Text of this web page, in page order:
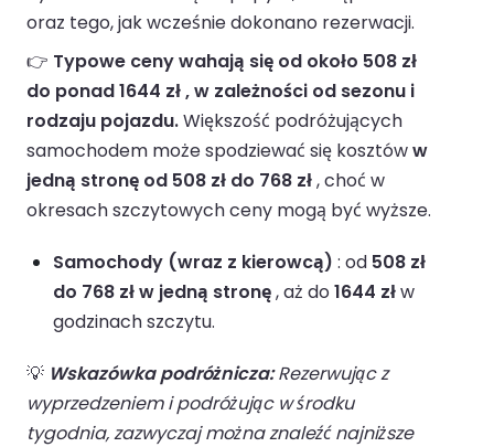
oraz tego, jak wcześnie dokonano rezerwacji.
👉 Typowe ceny wahają się od około 508 zł
do ponad 1644 zł , w zależności od sezonu i
rodzaju pojazdu.Większość podróżujących
samochodem może spodziewać się kosztóww
jedną stronę od 508 zł do 768 zł, choć w
okresach szczytowych ceny mogą być wyższe.
Samochody (wraz z kierowcą) : od 508 zł
do 768 zł w jedną stronę, aż do 1644 złw
godzinach szczytu.
💡 Wskazówka podróżnicza:Rezerwując z
wyprzedzeniem i podróżując w środku
tygodnia, zazwyczaj można znaleźć najniższe